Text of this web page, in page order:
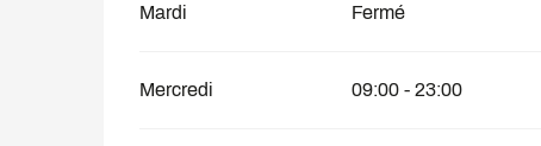
Mardi Fermé
Mercredi 09:00 - 23:00